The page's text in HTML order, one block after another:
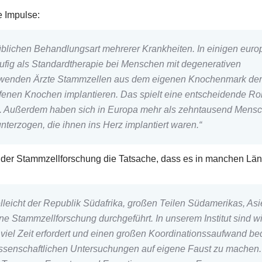
Impulse:
Behandlungsart mehrerer Krankheiten. In einigen
als Standardtherapie bei Menschen mit degenerativen
Ärzte Stammzellen aus dem eigenen Knochenmark
Knochen implantieren. Das spielt eine entscheidende
haben sich in Europa mehr als zehntausend
die ihnen ins Herz implantiert waren.“
Stammzellforschung die Tatsache, dass es in manchen
der Republik Südafrika, großen Teilen Südamerikas,
Stammzellforschung durchgeführt. In unserem Institut sind
Zeit erfordert und einen großen Koordinationssaufwand
Untersuchungen auf eigene Faust zu